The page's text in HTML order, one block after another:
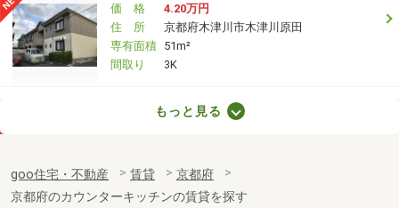
価 格
4.20万円
住 所
京都府木津川市木津川原田
専有面積 51m²
間取り
3K
京都府京都市南区東九条西山町
専有面積
31.4m²
間取り
1K
もっと見る
goo住宅・不動産 賃貸
京都府
京都府のカウンターキッチンの賃貸を探す